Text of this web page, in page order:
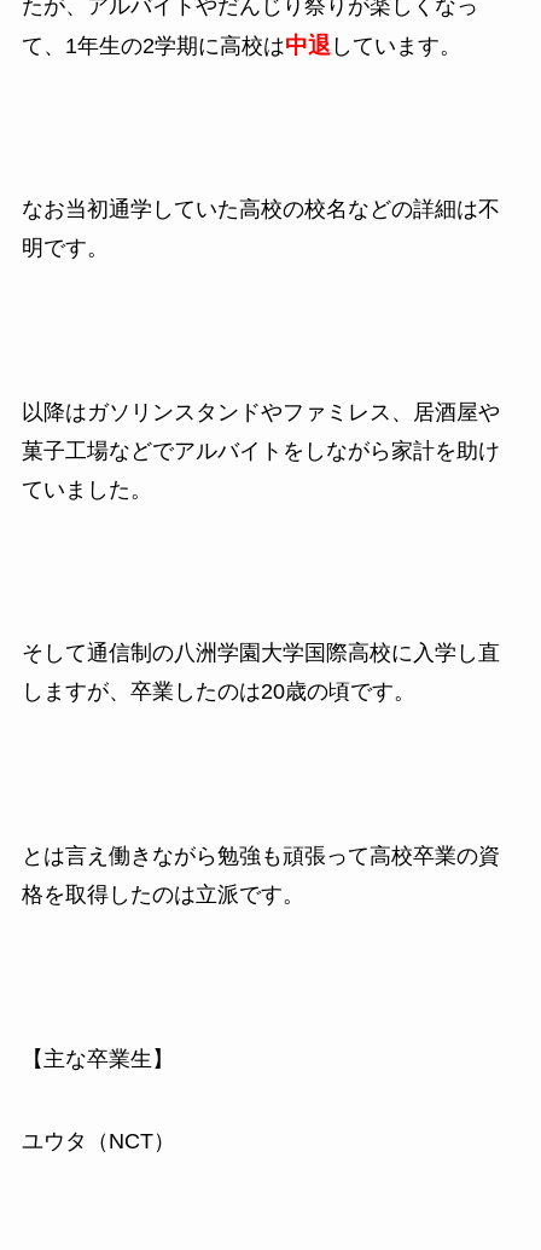
たが、アルバイトやだんじり祭りが楽しくなっ
て、 1年生の2学期に高校は中退 しています。
なお当初通学していた高校の校名などの詳細は不
明です。
以降はガソリンスタンドやファミレス、居酒屋や
菓子工場などでアルバイトをしながら家計を助け
ていました。
そして通信制の八洲学園大学国際高校に入学し直
しますが、 卒業したのは20歳の頃です。
とは言え働きながら勉強も頑張って高校卒業の資
格を取得したのは立派です。
【主な卒業生】
ユウタ（NCT）